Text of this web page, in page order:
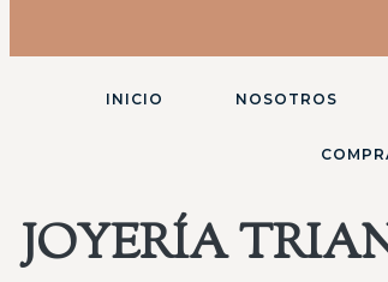
INICIO NOSOTROS
JOYERÍA